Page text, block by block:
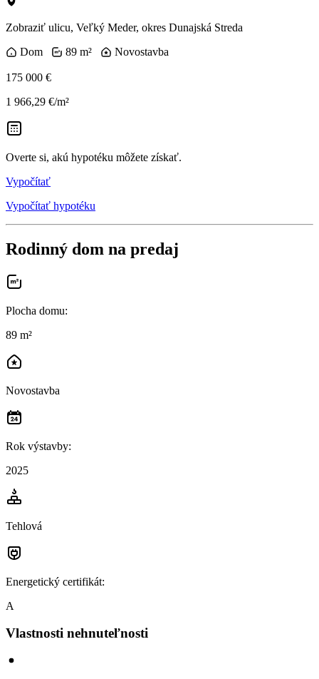
Zobraziť ulicu, Veľký Meder, okres Dunajská Streda
Dom
89 m² Novostavba
175 000 €
1 966,29 €/m²
Overte si, akú hypotéku môžete získať.
Vypočítať
Vypočítať hypotéku
Rodinný dom na predaj
Plocha domu:
89 m²
Novostavba
Rok výstavby:
2025
Tehlová
Energetický certifikát:
A
Vlastnosti nehnuteľnosti